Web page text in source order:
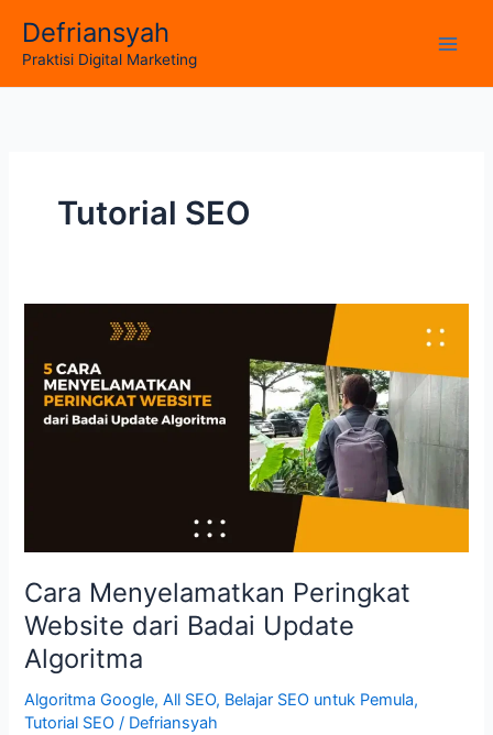
content
Defriansyah
Praktisi Digital Marketing
Tutorial SEO
Cara Menyelamatkan Peringkat
Website dari Badai Update
Algoritma
Algoritma Google,All SEO, Belajar SEO untuk Pemula,
Tutorial SEO / Defriansyah